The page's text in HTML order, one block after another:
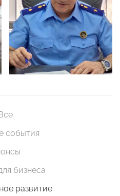
события
бизнеса
развитие